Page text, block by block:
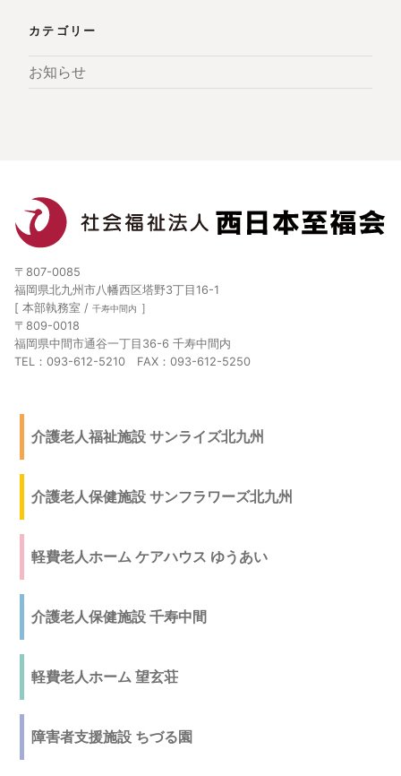
カテゴリー
お知らせ
〒807-0085
福岡県北九州市八幡西区塔野3丁目16-1
[ 本部執務室 / 千寿中間内 ］
〒809-0018
福岡県中間市通谷一丁目36-6 千寿中間内
TEL：093-612-5210 FAX：093-612-5250
介護老人福祉施設 サンライズ北九州
介護老人保健施設 サンフラワーズ北九州
軽費老人ホーム ケアハウス ゆうあい
介護老人保健施設 千寿中間
軽費老人ホーム 望玄荘
障害者支援施設 ちづる園